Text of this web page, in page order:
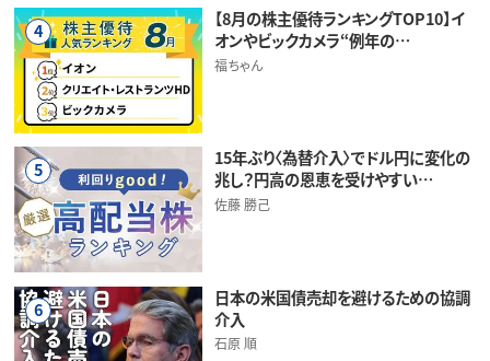
4
【8月の株主優待ランキングTOP10】イ
オンやビックカメラ“例年の…
福ちゃん
5
15年ぶり〈為替介入〉でドル円に変化の
兆し？円高の恩恵を受けやすい…
佐藤 勝己
6
日本の米国債売却を避けるための協調
介入
石原 順